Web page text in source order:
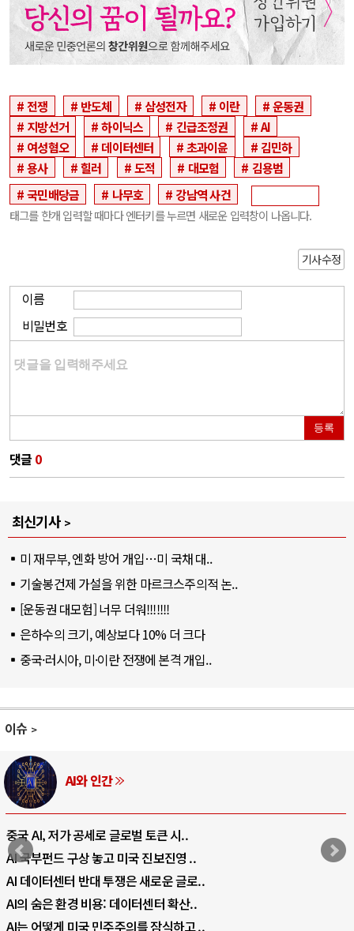
전쟁 반도체 삼성전자 이란
운동권
지방선거
하이닉스 긴급조정권
AI
여성혐오
데이터센터 초과이윤
김민하
용사
힐러 도적 대모험
김용범
국민배당금
나무호 강남역 사건
태그를 한개 입력할 때마다 엔터키를 누르면 새로운 입력창이 나옵니다.
기사수정
이름
비밀번호
등록
댓글 0
최신기사
미 재무부, 엔화 방어 개입…미 국채 대..
기술봉건제 가설을 위한 마르크스주의적 논..
[운동권 대모험] 너무 더워!!!!!!!
은하수의 크기, 예상보다 10% 더 크다
중국·러시아, 미·이란 전쟁에 본격 개입..
이슈
전쟁의 추상화: 우크라이나, 대리전의 역..
EU·우크라이나 드론 협력 직후, 러시아..
나토, 우크라 군사지원 2027년까지 공..
우크라이나, 덴마크, 에스토니아, 네덜란..
러·우크라, 대규모 공습 주고받아…민간 ..